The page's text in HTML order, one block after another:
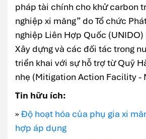
pháp tài chính cho khử carbon
nghiệp xi măng” do Tổ chức
nghiệp Liên Hợp Quốc
Xây dựng và các đối tác trong
triển khai với sự hỗ trợ từ Quỹ
nhẹ (Mitigation Action Facility -
Tin hữu ích:
» Độ hoạt hóa của phụ gia xi
hợp áp dụng